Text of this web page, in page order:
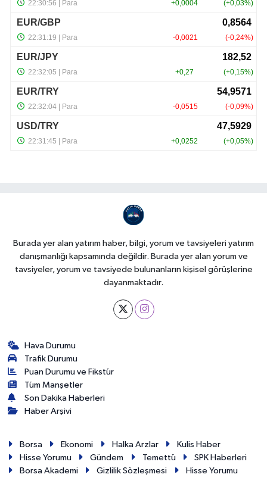
Burada yer alan yatırım haber, bilgi, yorum ve tavsiyeleri yatırım
danışmanlığı kapsamında değildir. Burada yer alan yorum ve
tavsiyeler, yorum ve tavsiyede bulunanların kişisel görüşlerine
dayanmaktadır.
Hava Durumu
Trafik Durumu
Puan Durumu ve Fikstür
Tüm Manşetler
Son Dakika Haberleri
Haber Arşivi
Borsa Ekonomi Halka Arzlar
Kulis Haber
Hisse Yorumu
Gündem Temettü
SPK Haberleri
Borsa Akademi
Gizlilik Sözleşmesi Hisse Yorumu